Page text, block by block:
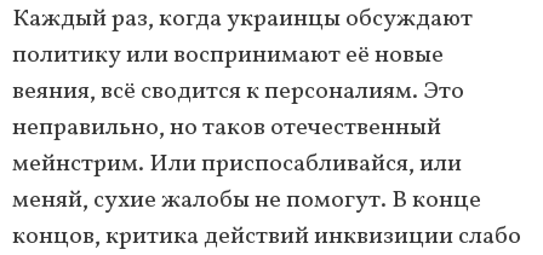
Каждый раз, когда украинцы обсуждают
политику или воспринимают её новые
веяния, всё сводится к персоналиям. Это
неправильно, но таков отечественный
мейнстрим. Или приспосабливайся, или
меняй, сухие жалобы не помогут. В конце
концов, критика действий инквизиции слабо